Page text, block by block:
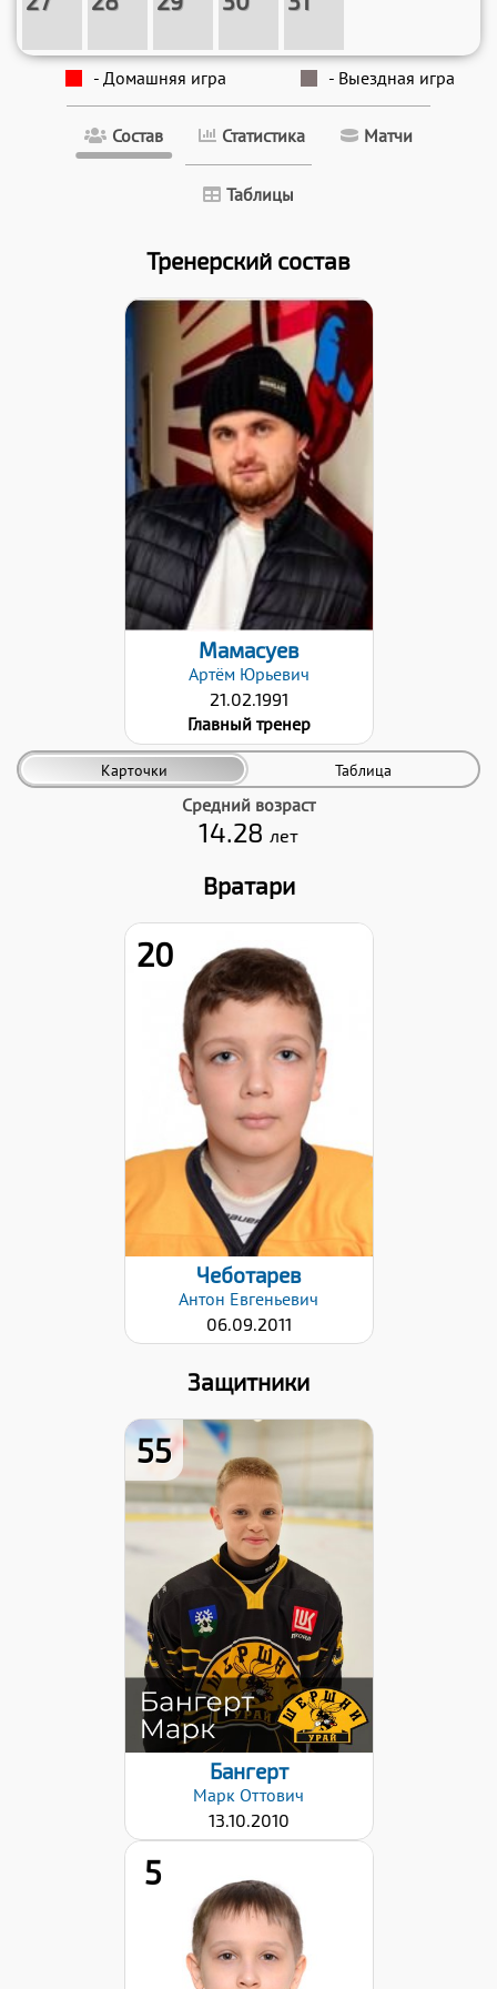
Состав Статистика Матчи
Таблицы
Тренерский состав
Дата заявки:
12.12.2024
Мамасуев
Артём Юрьевич
21.02.1991
Главный тренер
Карточки Таблица
Вратари
20
Хват клюшки:
Левый
Дата заявки:
12.12.2024
Чеботарев
Антон Евгеньевич
06.09.2011
Защитники
55
Дата заявки:
12.12.2024
Бангерт
Марк Оттович
13.10.2010
5
Хват клюшки:
Средний возраст
14.28 лет
- Домашняя игра - Выездная игра